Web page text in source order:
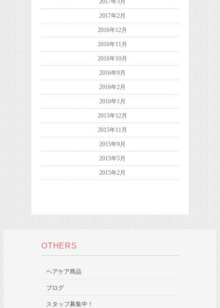
2017年3月
2017年2月
2016年12月
2016年11月
2016年10月
2016年9月
2016年2月
2016年1月
2015年12月
2015年11月
2015年9月
2015年5月
2015年2月
OTHERS
ヘアケア商品
ブログ
スタッフ募集中！